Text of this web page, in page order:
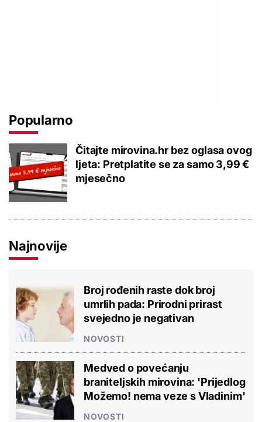
Popularno
Čitajte mirovina.hr bez oglasa ovog
ljeta: Pretplatite se za samo 3,99 €
mjesečno
Najnovije
Broj rođenih raste dok broj
umrlih pada: Prirodni prirast
svejedno je negativan
NOVOSTI
Medved o povećanju
braniteljskih mirovina: 'Prijedlog
Možemo! nema veze s Vladinim'
NOVOSTI